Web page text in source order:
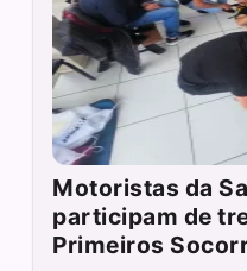
Motoristas da
participam de
Primeiros